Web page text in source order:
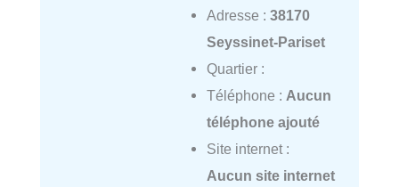
Adresse : 38170
Seyssinet-Pariset
Quartier :
Téléphone : Aucun
téléphone ajouté
Site internet :
Aucun site internet